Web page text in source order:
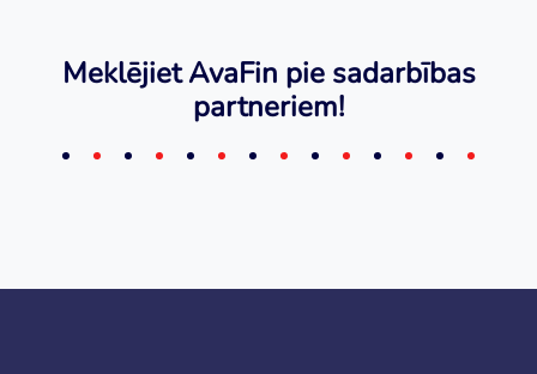
Meklējiet AvaFin pie sadarbības
partneriem!